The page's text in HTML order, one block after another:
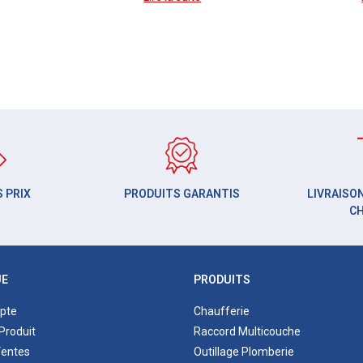
PRIX PRODUITS GARANTIS
PRODUITS
Chaufferie
Raccord Multicouche
Outillage Plomberie